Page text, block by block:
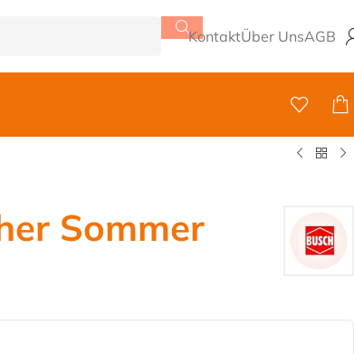
KontaktÜber UnsAGB
Sommer